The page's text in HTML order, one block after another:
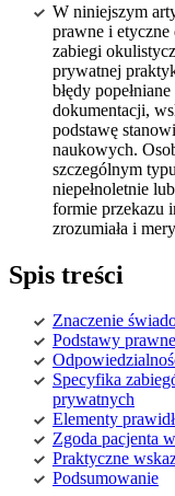
W niniejszym
prawne i etyczne
zabiegi
prywatnej
błędy
dokumentacji,
podstawę
naukowych.
szczególnym
niepełnoletnie
formie przekazu
zrozumiała i
Spis treści
Znaczenie
Podstawy
Specyfika
prywatnych
Elementy
Zgoda pacjenta
Praktyczne
Podsumowanie